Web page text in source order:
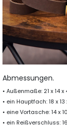
Abmessungen.
• Außenmaße: 21 x 14 x
• ein Hauptfach: 18 x 13
• eine Vortasche: 14 x
• ein Reißverschluss: